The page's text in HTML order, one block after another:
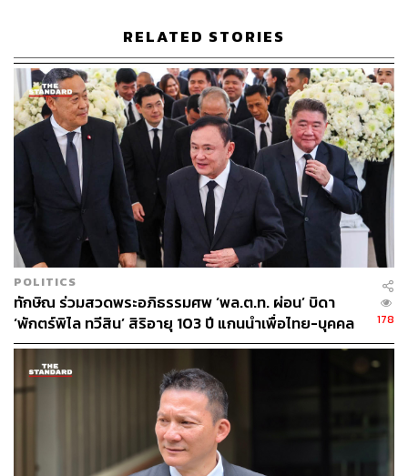
RELATED STORIES
POLITICS
ทักษิณ ร่วมสวดพระอภิธรรมศพ ‘พล.ต.ท. ผ่อน’ บิดา
‘พักตร์พิไล ทวีสิน’ สิริอายุ 103 ปี แกนนำเพื่อไทย-บุคคล
หลากวงการร่วมอาลัย
178